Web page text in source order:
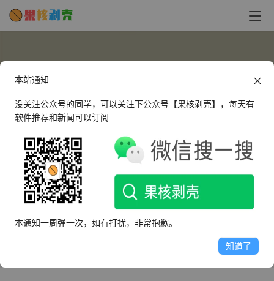
48sa
这个人很懒，什么都没有留下～
本站通知
没关注公众号的同学，可以关注下公众号【果核剥壳】，每天有
软件推荐和新闻可以订阅
本通知一周弹一次，如有打扰，非常抱歉。
知道了